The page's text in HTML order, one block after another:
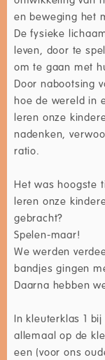
en beweging het
De fysieke
leven, door te
om te gaan met
Door nabootsing
hoe de wereld in
leren onze
nadenken,
ratio.
Het was hoogste
leren onze
gebracht?
Spelen-maar!
We werden
bandjes gingen
Daarna hebben
In kleuterklas 1
allemaal op de
een (voor ons